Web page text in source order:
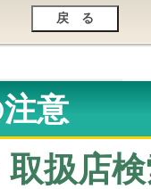
意
取扱店